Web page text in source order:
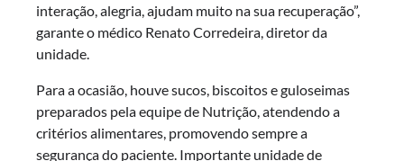
interação, alegria, ajudam muito na sua recuperação”,
garante o médico Renato Corredeira, diretor da
unidade.
Para a ocasião, houve sucos, biscoitos e guloseimas
preparados pela equipe de Nutrição, atendendo a
critérios alimentares, promovendo sempre a
segurança do paciente. Importante unidade de